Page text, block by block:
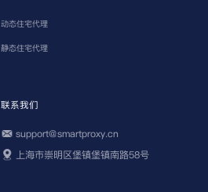
动态住宅代理
静态住宅代理
联系我们
support@smartproxy.cn
上海市崇明区堡镇堡镇南路58号